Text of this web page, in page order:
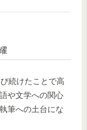
続けたことで高
や文学への関心
筆への土台にな